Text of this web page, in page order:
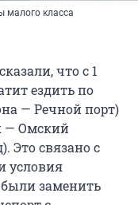
малого класса
что с 1
ездить по
— Речной порт)
— Омский
Это связано с
условия
заменить